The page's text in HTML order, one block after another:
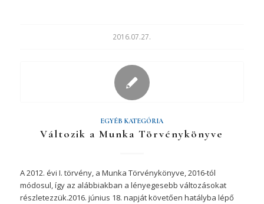
2016.07.27.
EGYÉB KATEGÓRIA
Változik a Munka Törvénykönyve
A 2012. évi I. törvény, a Munka Törvénykönyve, 2016-tól
módosul, így az alábbiakban a lényegesebb változásokat
részletezzük.2016. június 18. napját követően hatályba lépő